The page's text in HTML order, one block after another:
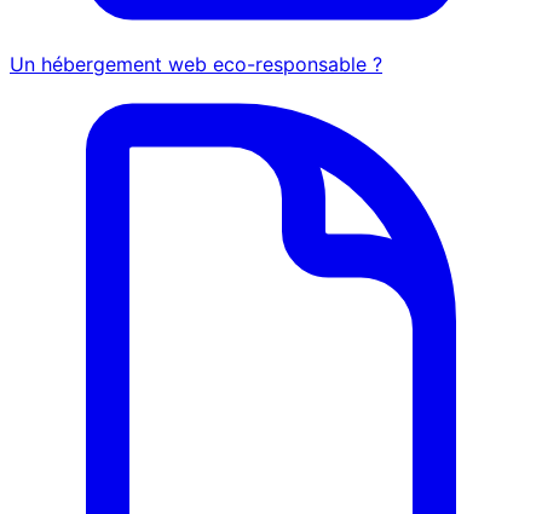
Un hébergement web eco-responsable ?